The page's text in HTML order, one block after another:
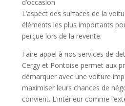
d’occasion
L’aspect des surfaces de la
éléments les plus importants
perçue lors de la revente.
Faire appel à nos services de
Cergy et Pontoise permet aux
démarquer avec une voiture
maximiser leurs chances de
convient. L’intérieur comme